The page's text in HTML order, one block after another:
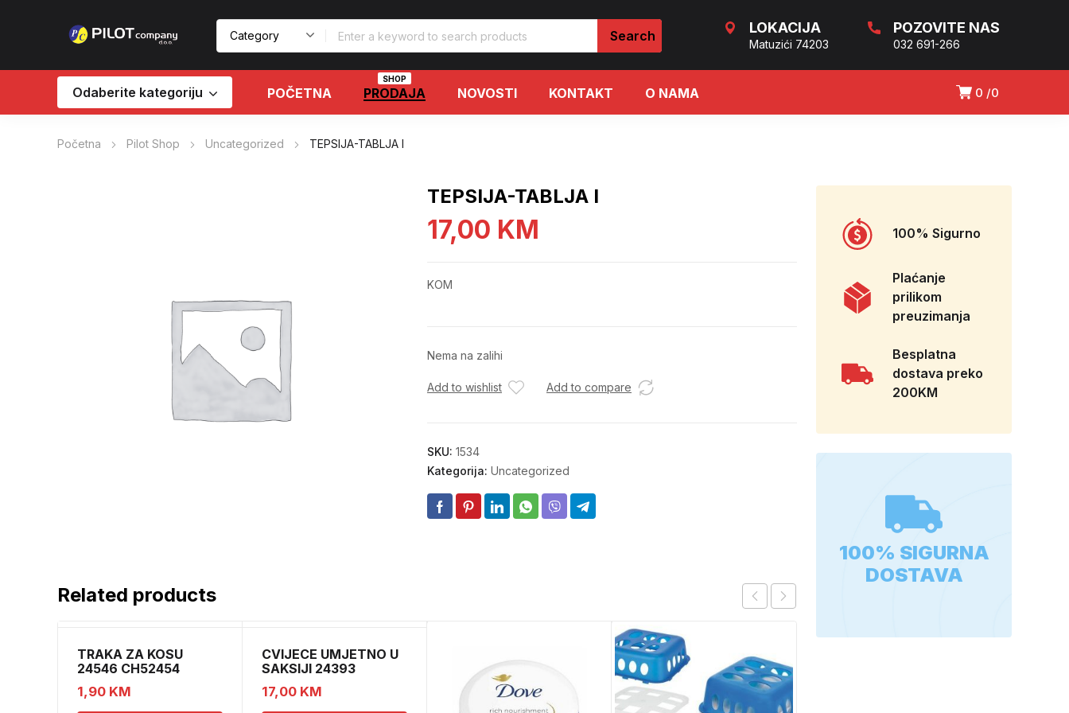
LOKACIJA
Matuzići 74203
POZOVITE NAS
032 691-266
0 0
Odaberite kategoriju POČETNA PRODAJA
SHOP
NOVOSTI KONTAKT O NAMA
Početna Pilot Shop Uncategorized TEPSIJA-TABLJA I
TEPSIJA-TABLJA I
17,00 KM
KOM
Nema na zalihi
Add to wishlist Add to compare
SKU: 1534
Kategorija: Uncategorized
Related products
TRAKA ZA KOSU
24546 CH52454
1,90 KM
CVIJECE UMJETNO U
SAKSIJI 24393
CH52439
17,00 KM
100% Sigurno
Plaćanje
prilikom
preuzimanja
Besplatna
dostava preko
200KM
100% SIGURNA
DOSTAVA